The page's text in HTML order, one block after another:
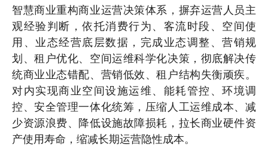
智慧商业重构商业运营决策体系，摒弃运营人员主
观经验判断，依托消费行为、客流时段、空间使
用、业态经营底层数据，完成业态调整、营销规
划、租户优化、空间运维科学化决策，彻底解决传
统商业业态错配、营销低效、租户结构失衡顽疾。
对内实现商业空间设施运维、能耗管控、环境调
控、安全管理一体化统筹，压缩人工运维成本、减
少资源浪费、降低设施故障损耗，拉长商业硬件资
产使用寿命，缩减长期运营隐性成本。